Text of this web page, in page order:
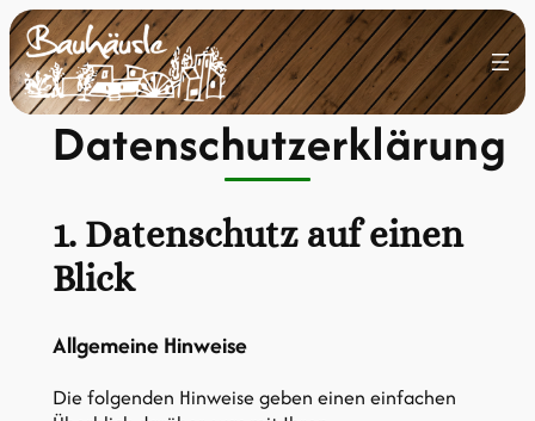
Datenschutzerklärung
1. Datenschutz auf einen
Blick
Allgemeine Hinweise
Die folgenden Hinweise geben einen einfachen